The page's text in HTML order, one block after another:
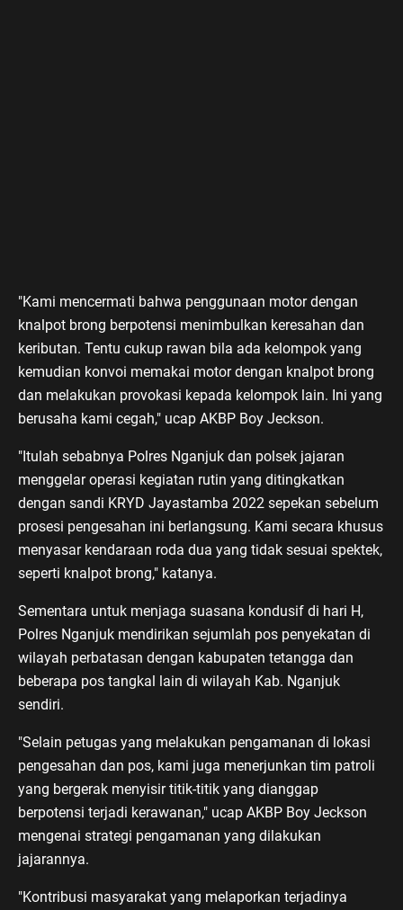
"Kami mencermati bahwa penggunaan motor dengan
knalpot brong berpotensi menimbulkan keresahan dan
keributan. Tentu cukup rawan bila ada kelompok yang
kemudian konvoi memakai motor dengan knalpot brong
dan melakukan provokasi kepada kelompok lain. Ini yang
berusaha kami cegah," ucap AKBP Boy Jeckson.
"Itulah sebabnya Polres Nganjuk dan polsek jajaran
menggelar operasi kegiatan rutin yang ditingkatkan
dengan sandi KRYD Jayastamba 2022 sepekan sebelum
prosesi pengesahan ini berlangsung. Kami secara khusus
menyasar kendaraan roda dua yang tidak sesuai spektek,
seperti knalpot brong," katanya.
Sementara untuk menjaga suasana kondusif di hari H,
Polres Nganjuk mendirikan sejumlah pos penyekatan di
wilayah perbatasan dengan kabupaten tetangga dan
beberapa pos tangkal lain di wilayah Kab. Nganjuk
sendiri.
"Selain petugas yang melakukan pengamanan di lokasi
pengesahan dan pos, kami juga menerjunkan tim patroli
yang bergerak menyisir titik-titik yang dianggap
berpotensi terjadi kerawanan," ucap AKBP Boy Jeckson
mengenai strategi pengamanan yang dilakukan
jajarannya.
"Kontribusi masyarakat yang melaporkan terjadinya